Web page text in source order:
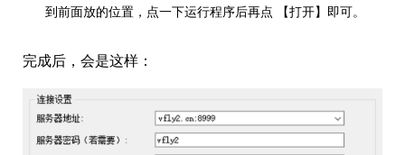
到前面放的位置，点一下运行程序后再点 【打开】即可。
完成后，会是这样：